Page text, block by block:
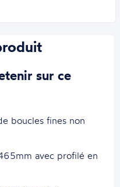
sur ce
boucles fines non
avec profilé en